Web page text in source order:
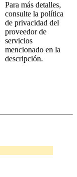
Para más detalles,
consulte la política
de privacidad del
proveedor de
servicios
mencionado en la
descripción.